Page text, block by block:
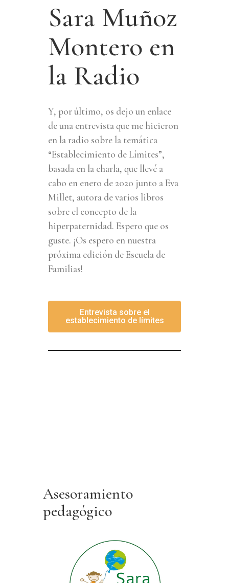
Sara Muñoz
Montero en
la Radio
Y, por último, os dejo un enlace
de una entrevista que me hicieron
en la radio sobre la temática
“Establecimiento de Límites”,
basada en la charla, que llevé a
cabo en enero de 2020 junto a Eva
Millet, autora de varios libros
sobre el concepto de la
hiperpaternidad. Espero que os
guste. ¡Os espero en nuestra
próxima edición de Escuela de
Familias!
Entrevista sobre el
establecimiento de límites
Asesoramiento
pedagógico